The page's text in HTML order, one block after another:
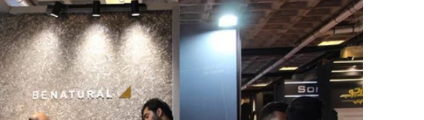
دانستنی
دکوراسیون
صنعت ساختمان
محله گردی